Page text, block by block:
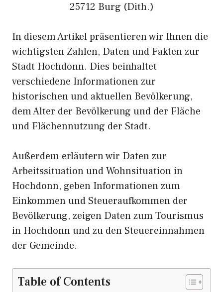
25712 Burg (Dith.)
In diesem Artikel präsentieren wir Ihnen die
wichtigsten Zahlen, Daten und Fakten zur
Stadt Hochdonn. Dies beinhaltet
verschiedene Informationen zur
historischen und aktuellen Bevölkerung,
dem Alter der Bevölkerung und der Fläche
und Flächennutzung der Stadt.
Außerdem erläutern wir Daten zur
Arbeitssituation und Wohnsituation in
Hochdonn, geben Informationen zum
Einkommen und Steueraufkommen der
Bevölkerung, zeigen Daten zum Tourismus
in Hochdonn und zu den Steuereinnahmen
der Gemeinde.
Table of Contents